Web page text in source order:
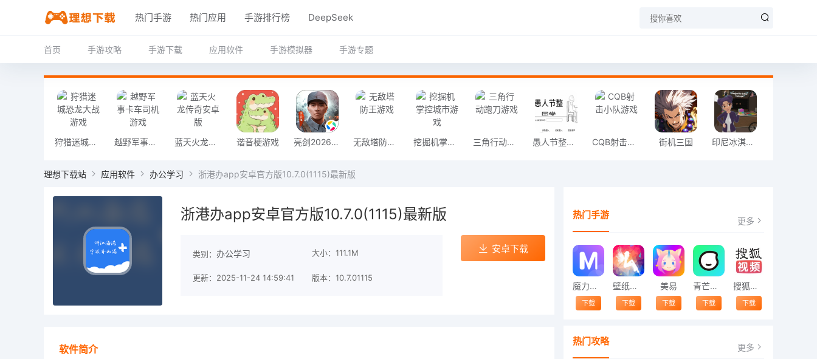
热门手游 热门应用 手游排行榜 DeepSeek
首页 手游攻略 手游下载 应用软件 手游模拟器 手游专题
狩猎迷城恐龙大战游戏 越野军事卡车司机游戏 蓝天火龙传奇安卓版 谐音梗游戏 亮剑2026官方版 无敌塔防王游戏 挖掘机掌控城市游戏 三角行动跑刀游戏 愚人节整同学 CQB射击小队游戏 街机三国 印尼冰淇淋店模拟器
理想下载站 应用软件 办公学习 浙港办app安卓官方版10.7.0(1115)最新版
浙港办app安卓官方版10.7.0(1115)最新版
类别： 办公学习 大小：111.1M
更新：2025-11-24 14:59:41 版本：10.7.01115
安卓下载
软件简介
热门手游 更多
魔力相册
下载
壁纸精灵
下载
美易
下载
青芒交友软件官方版2021 v1.3
下载
搜狐视频app免费送会员下载安装到手机 v8.8.5
下载
热门攻略 更多